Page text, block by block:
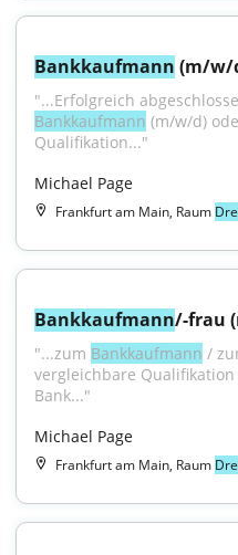
Bankkaufmann (m/w/
Bankkaufmann (m/w/d)
Qualifikation..."
Michael Page
Frankfurt am Main, Raum
Bankkaufmann/-frau
"...zum Bankkaufmann /
vergleichbare
Bank..."
Michael Page
Frankfurt am Main, Raum